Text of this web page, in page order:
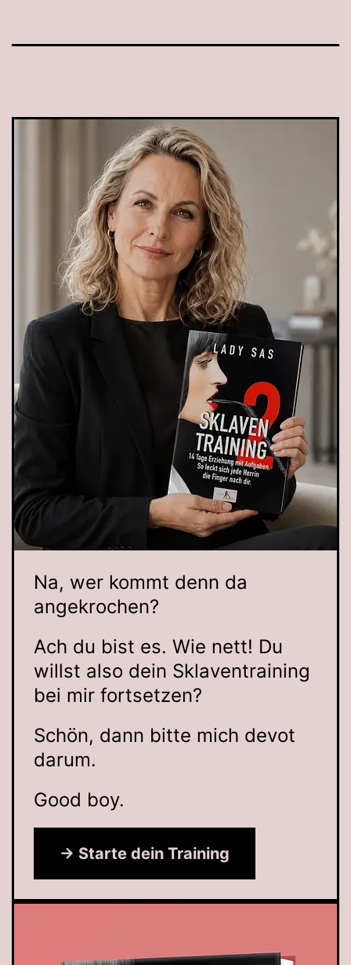
Na, wer kommt denn da
angekrochen?
Ach du bist es. Wie nett! Du
willst also dein Sklaventraining
bei mir fortsetzen?
Schön, dann bitte mich devot
darum.
Good boy.
→ Starte dein Training